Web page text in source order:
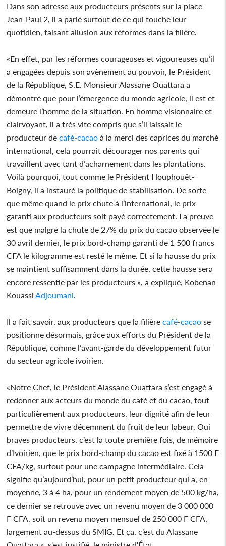
Dans son adresse aux producteurs présents sur la place
Jean-Paul 2, il a parlé surtout de ce qui touche leur
quotidien, faisant allusion aux réformes dans la filière.
«En effet, par les réformes courageuses et vigoureuses qu’il
a engagées depuis son avènement au pouvoir, le Président
de la République, S.E. Monsieur Alassane Ouattara a
démontré que pour l’émergence du monde agricole, il est et
demeure l’homme de la situation. En homme visionnaire et
clairvoyant, il a très vite compris que s’il laissait le
producteur de café-cacao à la merci des caprices du marché
international, cela pourrait décourager nos parents qui
travaillent avec tant d’acharnement dans les plantations.
Voilà pourquoi, tout comme le Président Houphouët-
Boigny, il a instauré la politique de stabilisation. De sorte
que même quand le prix chute à l’international, le prix
garanti aux producteurs soit payé correctement. La preuve
est que malgré la chute de 27% du prix du cacao observée le
30 avril dernier, le prix bord-champ garanti de 1 500 francs
CFA le kilogramme est resté le même. Et si la hausse du prix
se maintient suffisamment dans la durée, cette hausse sera
encore ressentie par les producteurs », a expliqué, Kobenan
Kouassi Adjoumani
Il a fait savoir, aux producteurs que la filière café-cacao se
positionne désormais, grâce aux efforts du Président de la
République, comme l’avant-garde du développement futur
du secteur agricole ivoirien.
«Notre Chef, le Président Alassane Ouattara s’est engagé à
redonner aux acteurs du monde du café et du cacao, tout
particulièrement aux producteurs, leur dignité afin de leur
permettre de vivre décemment du fruit de leur labeur. Oui
braves producteurs, c’est la toute première fois, de mémoire
d’Ivoirien, que le prix bord-champ du cacao est fixé à 1500 F
CFA/kg, surtout pour une campagne intermédiaire. Cela
signifie qu’aujourd’hui, pour un petit producteur qui a, en
moyenne, 3 à 4 ha, pour un rendement moyen de 500 kg/ha,
ce dernier se retrouve avec un revenu moyen de 3 000 000
F CFA, soit un revenu moyen mensuel de 250 000 F CFA,
largement au-dessus du SMIG. Et ça, c’est du Alassane